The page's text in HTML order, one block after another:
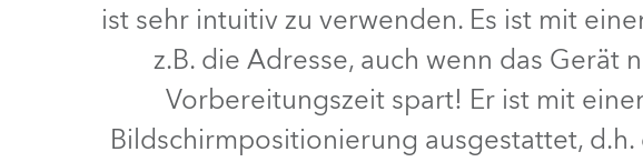
Tipps, Tricks und Tutorials
RoboSpot Tutorials
Robe On Location
ist sehr intuitiv zu verwenden. Es ist mit
z.B. die Adresse, auch wenn das Gerät
Vorbereitungszeit spart! Er ist mit
Bildschirmpositionierung ausgestattet,